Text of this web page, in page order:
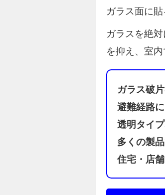
ガラス面に
ガラスを絶
を抑え、室
ガラス破
避難経路
透明タイ
多くの製
住宅・店